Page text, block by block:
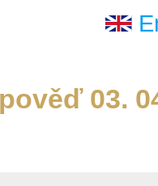
03.